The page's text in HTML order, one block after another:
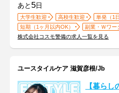
あと 5日
大学生歓迎 高校生歓迎
単発（1
短期（1ヶ月以内OK）
副業・Ｗワー
株式会社コスモ警備の求人一覧を見る
ユースタイルケア 滋賀彦根/Jb
【暮ら